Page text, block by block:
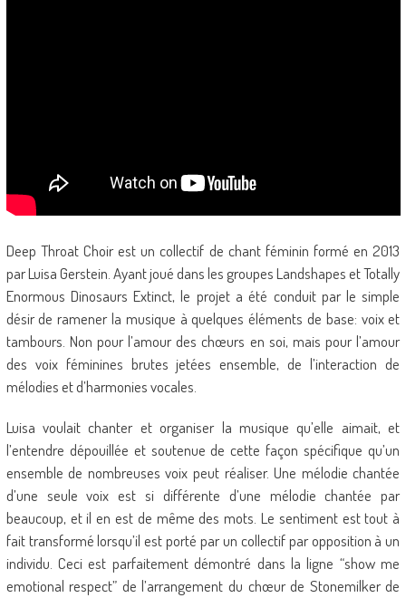
Deep Throat Choir est un collectif de chant féminin formé en 2013
par Luisa Gerstein. Ayant joué dans les groupes Landshapes et Totally
Enormous Dinosaurs Extinct, le projet a été conduit par le simple
désir de ramener la musique à quelques éléments de base: voix et
tambours. Non pour l’amour des chœurs en soi, mais pour l’amour
des voix féminines brutes jetées ensemble, de l’interaction de
mélodies et d’harmonies vocales.
Luisa voulait chanter et organiser la musique qu’elle aimait, et
l’entendre dépouillée et soutenue de cette façon spécifique qu’un
ensemble de nombreuses voix peut réaliser. Une mélodie chantée
d’une seule voix est si différente d’une mélodie chantée par
beaucoup, et il en est de même des mots. Le sentiment est tout à
fait transformé lorsqu’il est porté par un collectif par opposition à un
individu. Ceci est parfaitement démontré dans la ligne “show me
emotional respect” de l’arrangement du chœur de Stonemilker de